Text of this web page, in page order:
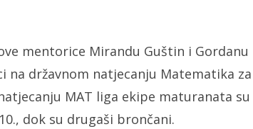
mentorice Mirandu Guštin i Gordanu
na državnom natjecanju Matematika za
MAT liga ekipe maturanata su
dok su drugaši brončani.